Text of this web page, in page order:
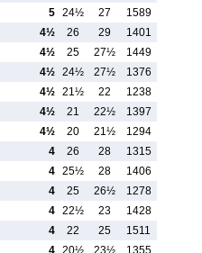
5 24½ 27
1589
4½ 26 29
1401
4½ 25 27½
1449
4½ 24½ 27½
1376
4½ 21½ 22
1238
4½ 21 22½
1397
4½ 20 21½
1294
4 26 28
1315
4 25½ 28
1406
4 25 26½
1278
4 22½ 23
1428
4 22 25
1511
4 20½ 23½
1355